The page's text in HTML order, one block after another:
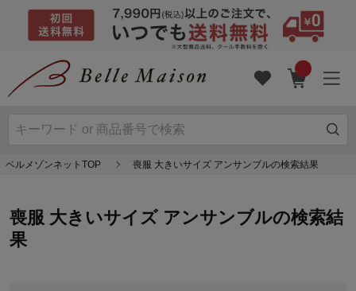
ベルメゾンネットTOP 喪服 大きいサイズ アンサンブルの検索結果
喪服 大きいサイズ アンサンブルの検索結
果